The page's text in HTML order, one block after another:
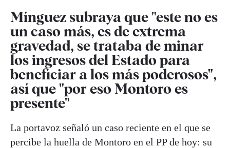
Mínguez subraya que "este no es
un caso más, es de extrema
gravedad, se trataba de minar
los ingresos del Estado para
beneficiar a los más poderosos",
así que "por eso Montoro es
presente"
La portavoz señaló un caso reciente en el que se
percibe la huella de Montoro en el PP de hoy: su